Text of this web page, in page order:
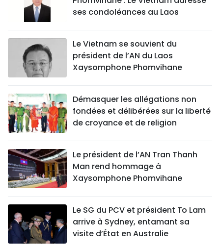
ses condoléances au Laos
Le Vietnam se souvient du
président de l’AN du Laos
Xaysomphone Phomvihane
Démasquer les allégations non
fondées et délibérées sur la liberté
de croyance et de religion
Le président de l’AN Tran Thanh
Man rend hommage à
Xaysomphone Phomvihane
Le SG du PCV et président To Lam
arrive à Sydney, entamant sa
visite d’État en Australie